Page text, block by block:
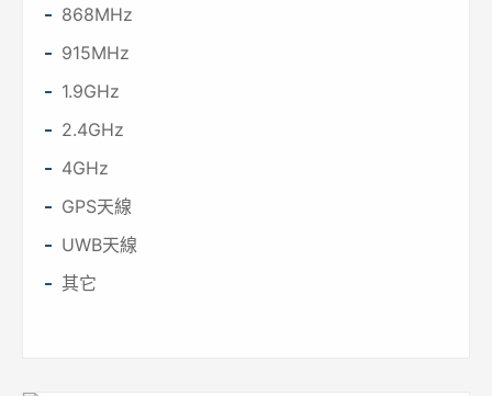
868MHz
915MHz
1.9GHz
2.4GHz
4GHz
GPS天線
UWB天線
其它